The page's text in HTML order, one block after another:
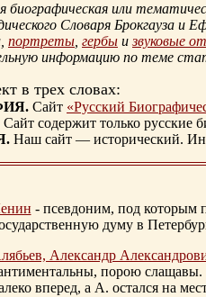
или
Словаря Брокгауза и
портреты, гербы и звуковые
информацию по теме
в трех словах:
Сайт «Русский
Сайт содержит только русские
Наш сайт — исторический.
- псевдоним, под которым
думу в
Александр
порою слащавы.
вперед, а А. остался на